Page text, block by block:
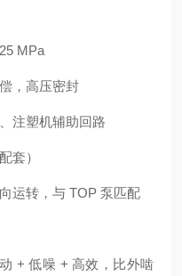
MPa
，高压密封
注塑机辅助回路
套）
运转，与 TOP 泵匹配
+ 低噪 + 高效，比外啮